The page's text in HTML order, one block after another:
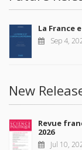
La France
Sep 4,
New
Revue
2026
Jul 10,